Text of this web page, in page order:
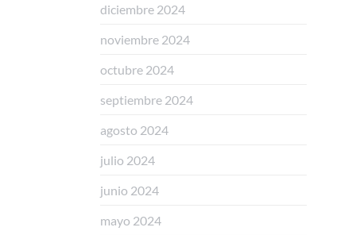
diciembre 2024
noviembre 2024
octubre 2024
septiembre 2024
agosto 2024
julio 2024
junio 2024
mayo 2024